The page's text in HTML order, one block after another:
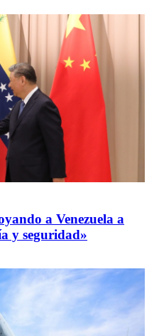
a Venezuela a
y seguridad»